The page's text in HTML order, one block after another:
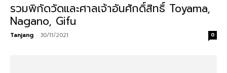
รวมพิกัดวัดและศาลเจ้าอันศักดิ์สิทธิ์ Toyama,
Nagano, Gifu
Tanjang - 30/11/2021 0